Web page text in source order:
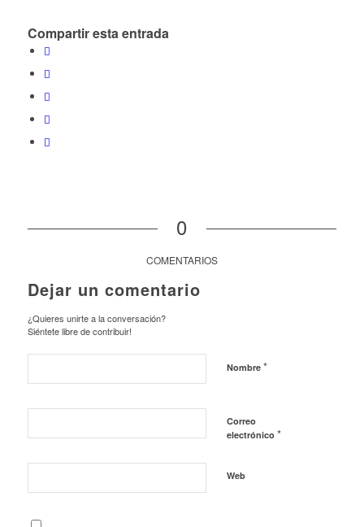
Compartir esta entrada
0
COMENTARIOS
Dejar un comentario
¿Quieres unirte a la conversación?
Siéntete libre de contribuir!
Nombre *
Correo
electrónico *
Web